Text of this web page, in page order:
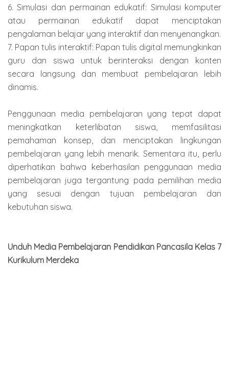
6. Simulasi dan permainan edukatif: Simulasi komputer
atau permainan edukatif dapat menciptakan
pengalaman belajar yang interaktif dan menyenangkan.
7. Papan tulis interaktif: Papan tulis digital memungkinkan
guru dan siswa untuk berinteraksi dengan konten
secara langsung dan membuat pembelajaran lebih
dinamis.
Penggunaan media pembelajaran yang tepat dapat
meningkatkan keterlibatan siswa, memfasilitasi
pemahaman konsep, dan menciptakan lingkungan
pembelajaran yang lebih menarik. Sementara itu, perlu
diperhatikan bahwa keberhasilan penggunaan media
pembelajaran juga tergantung pada pemilihan media
yang sesuai dengan tujuan pembelajaran dan
kebutuhan siswa.
Unduh Media Pembelajaran Pendidikan Pancasila Kelas 7
Kurikulum Merdeka